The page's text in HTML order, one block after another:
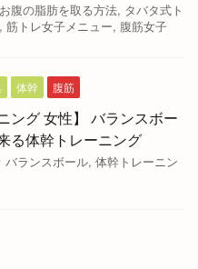
お腹の脂肪を取る方法, タバタ式ト
, 筋トレ女子メニュー, 腹筋女子
体幹 腹筋
ング 女性】 バランスボー
る体幹トレーニング
バランスボール, 体幹トレーニン